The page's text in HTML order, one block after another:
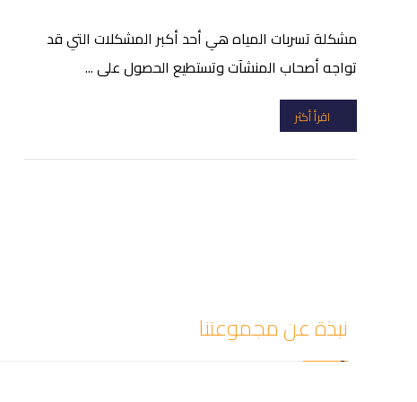
مشكلة تسربات المياه هي أحد أكبر المشكلات التي قد
تواجه أصحاب المنشآت وتستطيع الحصول على ...
اقرأ أكثر
نبذة عن مجموعتنا